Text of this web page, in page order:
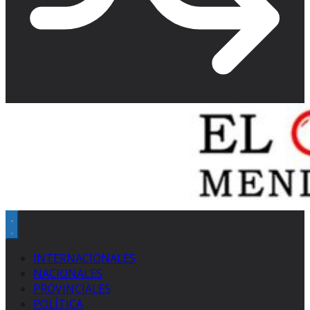
INTERNACIONALES
NACIONALES
PROVINCIALES
POLÍTICA